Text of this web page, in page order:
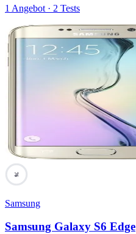
1 Angebot · 2 Tests
76
Samsung
Samsung Galaxy S6 Edge